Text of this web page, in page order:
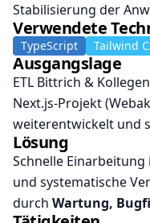
Stabilisierung der
Verwendete
TypeScript Tailwind
Ausgangslage
ETL Bittrich &
Next.js-Projekt
weiterentwickelt und
Lösung
Schnelle
und systematische
durch Wartung,